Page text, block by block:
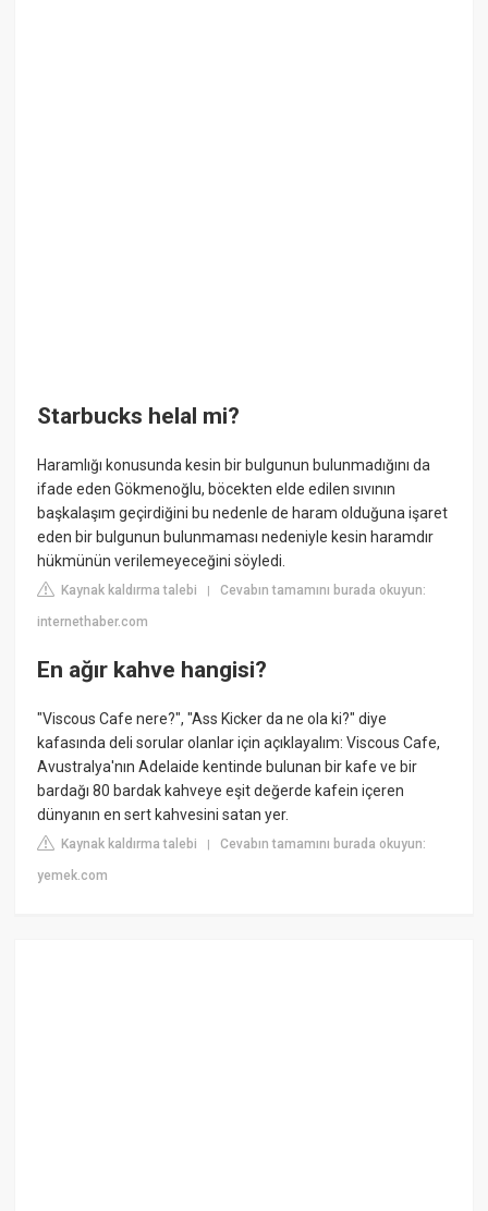
Starbucks helal mi?
Haramlığı konusunda kesin bir bulgunun bulunmadığını da
ifade eden Gökmenoğlu, böcekten elde edilen sıvının
başkalaşım geçirdiğini bu nedenle de haram olduğuna işaret
eden bir bulgunun bulunmaması nedeniyle kesin haramdır
hükmünün verilemeyeceğini söyledi.
Kaynak kaldırma talebi |Cevabın tamamını burada okuyun:
internethaber.com
En ağır kahve hangisi?
"Viscous Cafe nere?", "Ass Kicker da ne ola ki?" diye
kafasında deli sorular olanlar için açıklayalım: Viscous Cafe,
Avustralya'nın Adelaide kentinde bulunan bir kafe ve bir
bardağı 80 bardak kahveye eşit değerde kafein içeren
dünyanın en sert kahvesini satan yer.
Kaynak kaldırma talebi |Cevabın tamamını burada okuyun:
yemek.com